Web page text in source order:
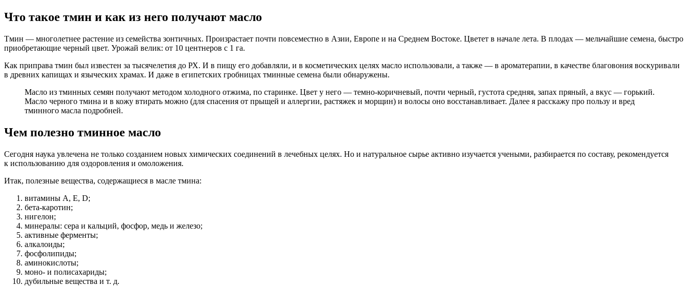
Что такое тмин и как из него получают масло
Тмин — многолетнее растение из семейства зонтичных. Произрастает почти повсеместно в Азии, Европе и на Среднем Востоке. Цветет в начале лета. В плодах — мельчайшие семена, быстро
приобретающие черный цвет. Урожай велик: от 10 центнеров с 1 га.
Как приправа тмин был известен за тысячелетия до РХ. И в пищу его добавляли, и в косметических целях масло использовали, а также — в ароматерапии, в качестве благовония воскуривали
в древних капищах и языческих храмах. И даже в египетских гробницах тминные семена были обнаружены.
Масло из тминных семян получают методом холодного отжима, по старинке. Цвет у него — темно-коричневый, почти черный, густота средняя, запах пряный, а вкус — горький.
Масло черного тмина и в кожу втирать можно (для спасения от прыщей и аллергии, растяжек и морщин) и волосы оно восстанавливает. Далее я расскажу про пользу и вред
тминного масла подробней.
Чем полезно тминное масло
Сегодня наука увлечена не только созданием новых химических соединений в лечебных целях. Но и натуральное сырье активно изучается учеными, разбирается по составу, рекомендуется
к использованию для оздоровления и омоложения.
Итак, полезные вещества, содержащиеся в масле тмина:
витамины A, E, D;
бета-каротин;
нигелон;
минералы: сера и кальций, фосфор, медь и железо;
активные ферменты;
алкалоиды;
фосфолипиды;
аминокислоты;
моно- и полисахариды;
дубильные вещества и т. д.